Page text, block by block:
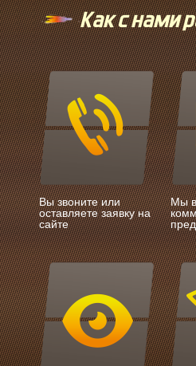
Как с нами
Вы звоните или
оставляете заявку на
сайте
Мы